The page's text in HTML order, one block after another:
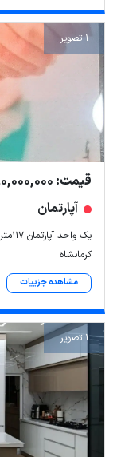
1 تصویر
قیمت: 8,190,000,000 تومان
آپارتمان
یک واحد آپارتمان ۱۱۷متری سند دار
کرمانشاه
مشاهده جزییات
1 تصویر